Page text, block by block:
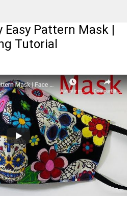
Easy Pattern Mask |
Tutorial